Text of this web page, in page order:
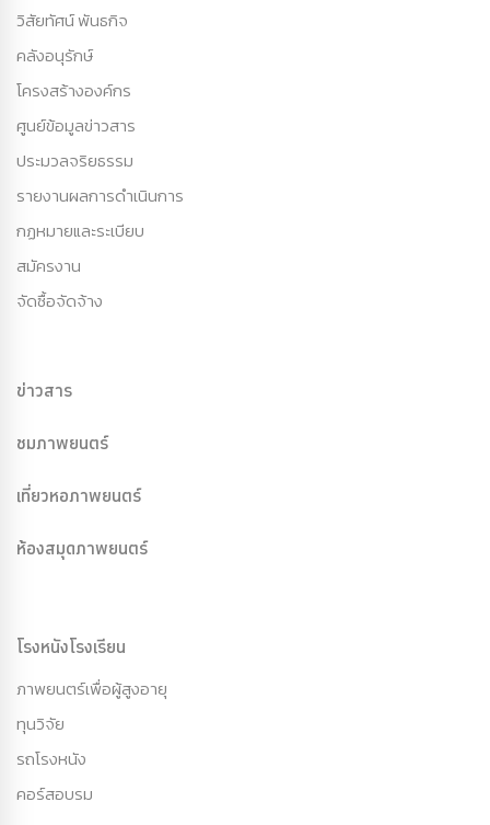
วิสัยทัศน์ พันธกิจ
คลังอนุรักษ์
โครงสร้างองค์กร
ศูนย์ข้อมูลข่าวสาร
ประมวลจริยธรรม
รายงานผลการดำเนินการ
กฏหมายและระเบียบ
สมัครงาน
จัดซื้อจัดจ้าง
ข่าวสาร
ชมภาพยนตร์
เที่ยวหอภาพยนตร์
ห้องสมุดภาพยนตร์
โรงหนังโรงเรียน
ภาพยนตร์เพื่อผู้สูงอายุ
ทุนวิจัย
รถโรงหนัง
คอร์สอบรม